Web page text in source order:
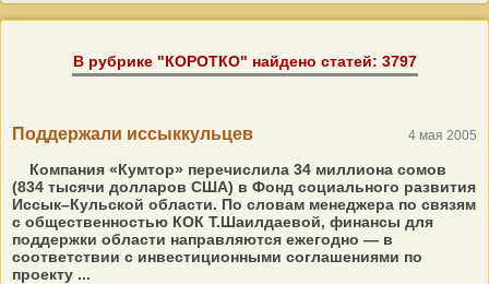
В рубрике "КОРОТКО" найдено статей: 3797
Поддержали иссыккульцев 4 мая 2005
Компания «Кумтор» перечислила 34 миллиона сомов
(834 тысячи долларов США) в Фонд социального развития
Иссык–Кульской области. По словам менеджера по связям
с общественностью КОК Т.Шаилдаевой, финансы для
поддержки области направляются ежегодно — в
соответствии с инвестиционными соглашениями по
проекту ...